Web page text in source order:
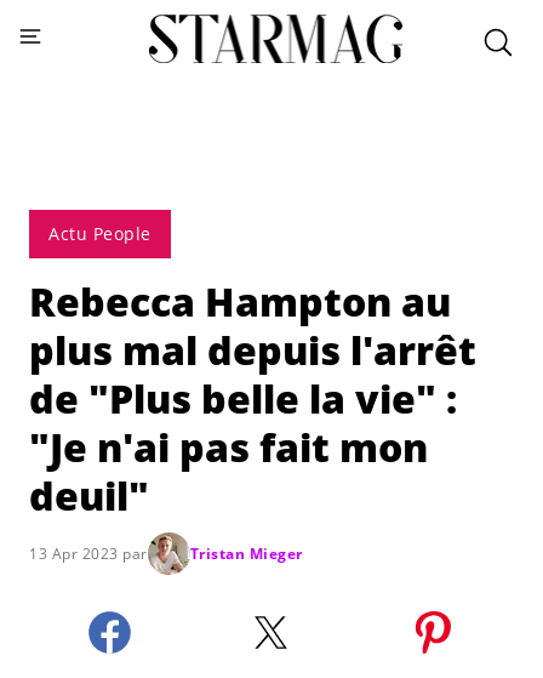
Actu People
Rebecca Hampton au
plus mal depuis l'arrêt
de "Plus belle la vie" :
"Je n'ai pas fait mon
deuil"
13 Apr 2023 par Tristan Mieger